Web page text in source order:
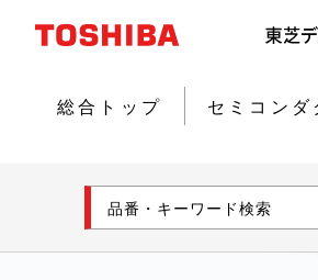
総合トップ セミコンダ
品番・キーワード検索